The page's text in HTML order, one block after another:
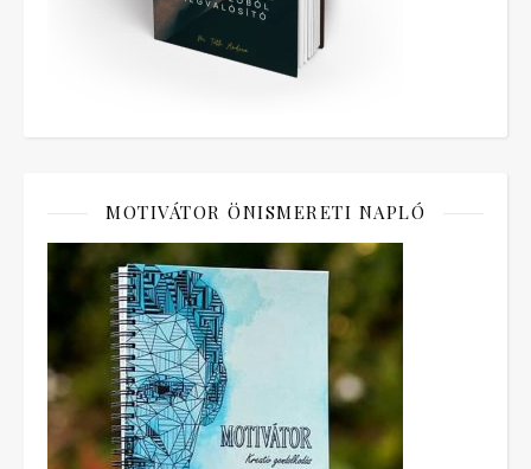
MOTIVÁTOR ÖNISMERETI NAPLÓ